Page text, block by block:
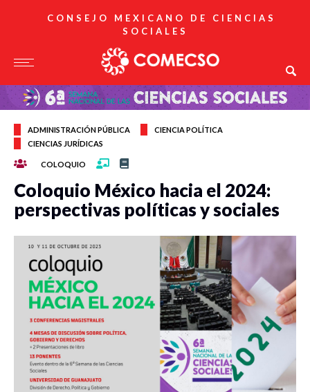
CONSEJO MEXICANO DE CIENCIAS
SOCIALES
ADMINISTRACIÓN PÚBLICA
CIENCIA POLÍTICA
CIENCIAS JURÍDICAS
COLOQUIO
Coloquio México hacia el 2024:
perspectivas políticas y sociales